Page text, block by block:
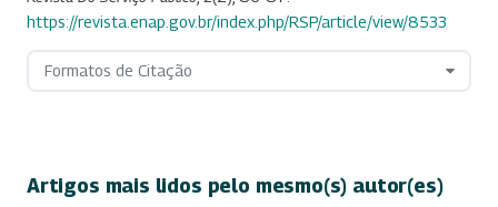
https://revista.enap.gov.br/index.php/RSP/article/view/8533
Formatos de Citação
Artigos mais lidos pelo mesmo(s) autor(es)